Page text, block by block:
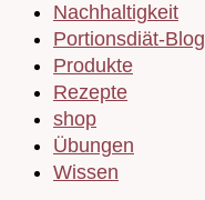
Nachhaltigkeit
Portionsdiät-Blog
Produkte
Rezepte
shop
Übungen
Wissen